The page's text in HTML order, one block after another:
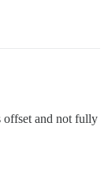
offset and not fully